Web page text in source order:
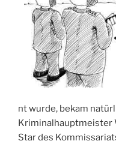
nt wurde, bekam
Kriminalhauptmeister
Star des